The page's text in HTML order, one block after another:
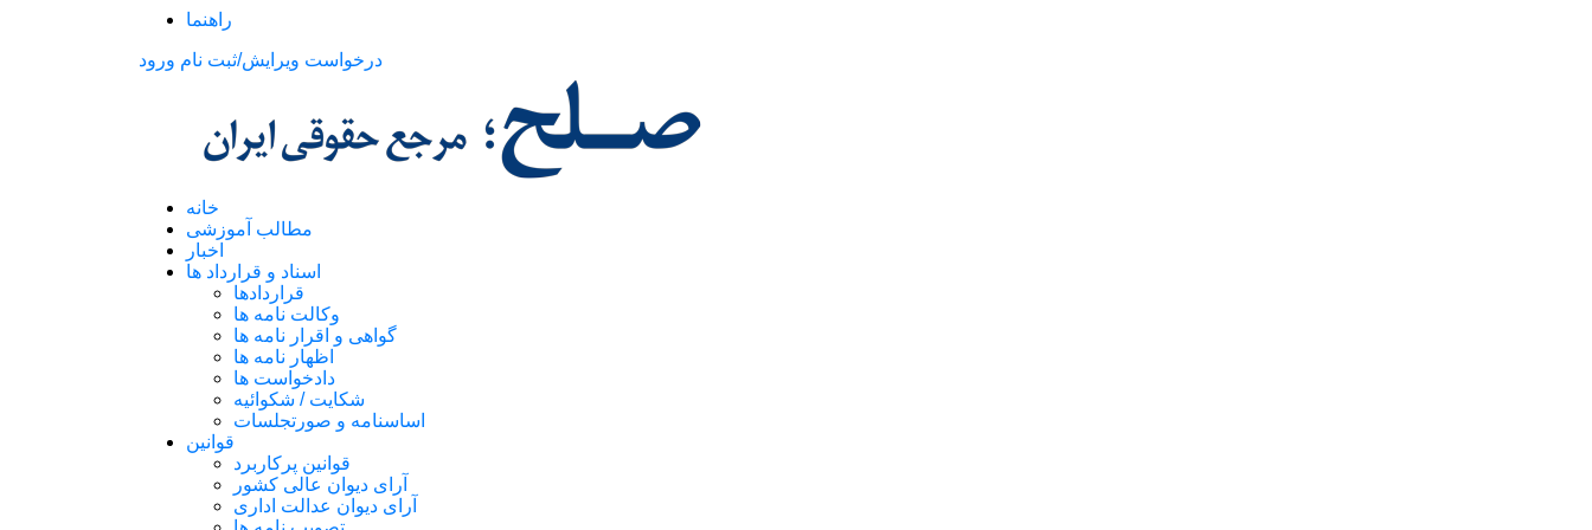
راهنما
درخواست ویرایش/ثبت نام ورود
خانه
مطالب آموزشی
اخبار
اسناد و قرارداد ها
قراردادها
وکالت نامه ها
گواهی و اقرار نامه ها
اظهار نامه ها
دادخواست ها
شکایت / شکوائیه
اساسنامه و صورتجلسات
قوانین
قوانین پرکاربرد
آرای دیوان عالی کشور
آرای دیوان عدالت اداری